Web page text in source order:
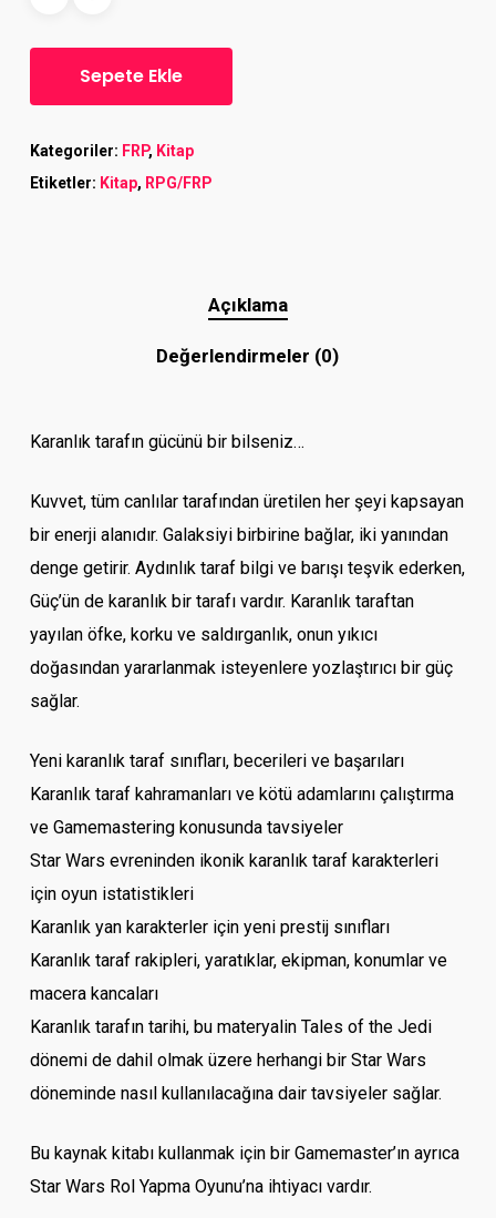
Sepete Ekle
Kategoriler: FRP, Kitap
Etiketler: Kitap, RPG/FRP
Açıklama
Değerlendirmeler (0)
Karanlık tarafın gücünü bir bilseniz…
Kuvvet, tüm canlılar tarafından üretilen her şeyi kapsayan
bir enerji alanıdır. Galaksiyi birbirine bağlar, iki yanından
denge getirir. Aydınlık taraf bilgi ve barışı teşvik ederken,
Güç’ün de karanlık bir tarafı vardır. Karanlık taraftan
yayılan öfke, korku ve saldırganlık, onun yıkıcı
doğasından yararlanmak isteyenlere yozlaştırıcı bir güç
sağlar.
Yeni karanlık taraf sınıfları, becerileri ve başarıları
Karanlık taraf kahramanları ve kötü adamlarını çalıştırma
ve Gamemastering konusunda tavsiyeler
Star Wars evreninden ikonik karanlık taraf karakterleri
için oyun istatistikleri
Karanlık yan karakterler için yeni prestij sınıfları
Karanlık taraf rakipleri, yaratıklar, ekipman, konumlar ve
macera kancaları
Karanlık tarafın tarihi, bu materyalin Tales of the Jedi
dönemi de dahil olmak üzere herhangi bir Star Wars
döneminde nasıl kullanılacağına dair tavsiyeler sağlar.
Bu kaynak kitabı kullanmak için bir Gamemaster’ın ayrıca
Star Wars Rol Yapma Oyunu’na ihtiyacı vardır.